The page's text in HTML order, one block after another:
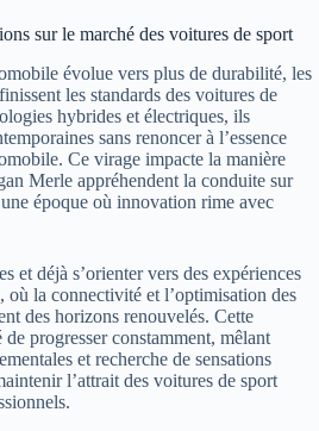
sur le marché des voitures de sport
évolue vers plus de durabilité, les
les standards des voitures de
hybrides et électriques, ils
sans renoncer à l’essence
Ce virage impacte la manière
Merle appréhendent la conduite sur
époque où innovation rime avec
et déjà s’orienter vers des expériences
où la connectivité et l’optimisation des
des horizons renouvelés. Cette
progresser constamment, mêlant
et recherche de sensations
l’attrait des voitures de sport